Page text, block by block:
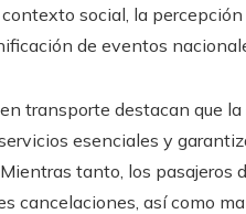
social, la
de eventos
transporte destacan que
esenciales y
tanto, los
cancelaciones, así como